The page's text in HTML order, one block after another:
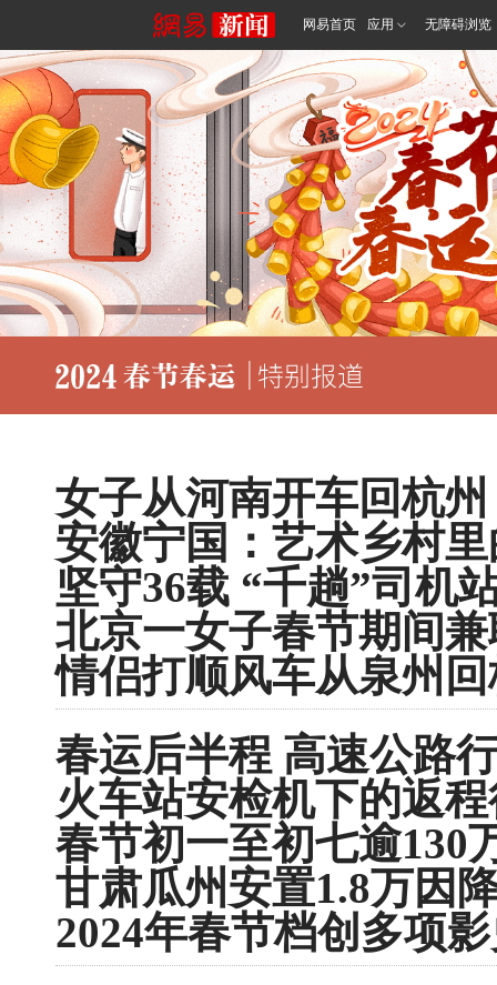
网易首页 应用 无障碍浏览
女子从河南开车回杭
安徽宁国：艺术乡村
坚守36载 “千趟”司机
北京一女子春节期间
情侣打顺风车从泉州
春运后半程 高速公路
火车站安检机下的返
春节初一至初七逾130
甘肃瓜州安置1.8万因
2024年春节档创多项